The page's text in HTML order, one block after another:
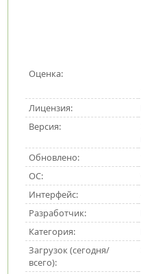
Оценка:
Лицензия:
Версия:
Обновлено:
ОС:
Интерфейс:
Разработчик:
Категория:
Загрузок (сегодня/
всего):